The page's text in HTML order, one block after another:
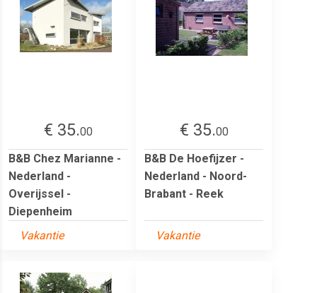
€ 35.00
B&B Chez Marianne -
Nederland -
Overijssel -
Diepenheim
Vakantie
€ 35.00
B&B De Hoefijzer -
Nederland - Noord-
Brabant - Reek
Vakantie